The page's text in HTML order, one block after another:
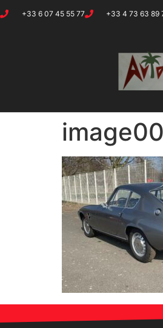
+33 6 07 45 55 77 +33 4 73 63 89